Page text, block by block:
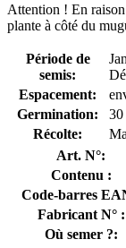
Attention ! En
plante à côté du
Période de
semis:
Espacement:
Germination:
30
Récolte:
Art. N°:
Contenu :
Code-barres
Fabricant N° :
Où semer ?: